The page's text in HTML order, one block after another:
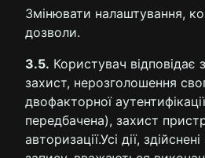
Змінювати налаштування,
дозволи.
3.5. Користувач відповідає
захист, нерозголошення
двофакторної
передбачена), захист
авторизації.Усі дії,